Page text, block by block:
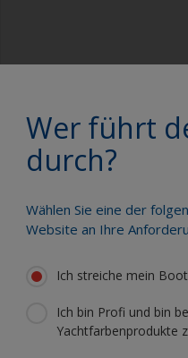
Schritt 5:
Reparieren/
Watertite
auf
Wer führt
durch?
Wählen Sie eine der
Website an Ihre
Ich streiche mein
Ich bin Profi und bin
Yachtfarbenprodukte